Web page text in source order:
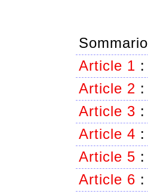
Sommario
Article 1 :
Article 2 :
Article 3 :
Article 4 :
Article 5 :
Article 6 :